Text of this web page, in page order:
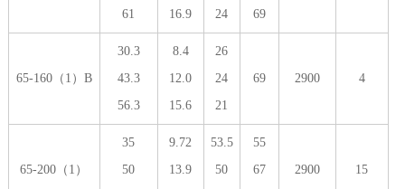
61
16.9
24
69
65-160（1）B
30.3
43.3
56.3
8.4
12.0
15.6
26
24
21
69 2900 4
65-200（1）
35
50
9.72
13.9
53.5
50
55
67
2900 15